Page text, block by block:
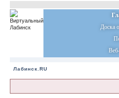
Доска
Лабинск.RU